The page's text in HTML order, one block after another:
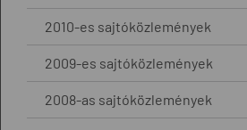
2010-es sajtóközlemények
2009-es sajtóközlemények
2008-as sajtóközlemények